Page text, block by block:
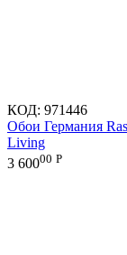
КОД: 971446
Обои Германия
Living
3 60000 Р